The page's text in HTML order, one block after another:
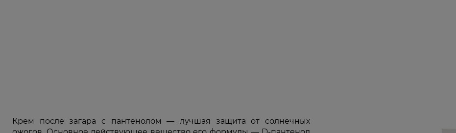
Крем после загара с пантенолом — лучшая защита от солнечных